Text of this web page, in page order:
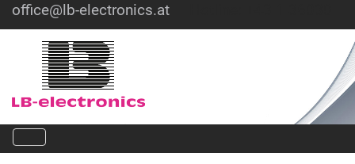
office@lb-electronics.at